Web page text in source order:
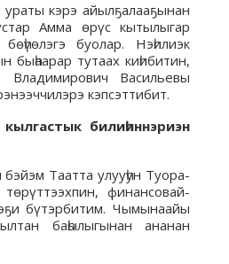
ураты кэрэ айылҕалааҕынан
Амма өрүс кытылыгар
буолар. Нэһилиэк
быһаарар тутаах киһибитин,
Владимирович Васильевы
кэпсэттибит.
билиһиннэриэн
Таатта улууһун Туора-
төрүттээхпин, финансовай-
бүтэрбитим. Чымынаайы
баһылыгынан ананан